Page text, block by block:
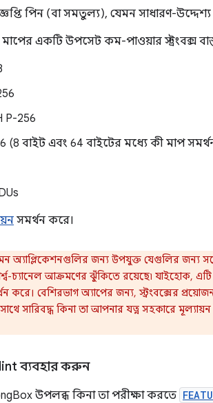
পিন (বা সমতুল্য), যেমন সাধারণ-
একটি উপসেট কম-পাওয়ার স্ট্রংবক্স
P-256
(8 বাইট এবং 64 বাইটের মধ্যে কী মাপ
সমর্থন করে।
অ্যাপ্লিকেশনগুলির জন্য উপযুক্ত যেগুলির জন্য
চ্যানেল আক্রমণের ঝুঁকিতে রয়েছে৷ যাইহোক,
করে। বেশিরভাগ অ্যাপের জন্য, স্ট্রংবক্সের
সাথে সারিবদ্ধ কিনা তা আপনার যত্ন সহকারে
ব্যবহার করুন
উপলব্ধ কিনা তা পরীক্ষা করতে